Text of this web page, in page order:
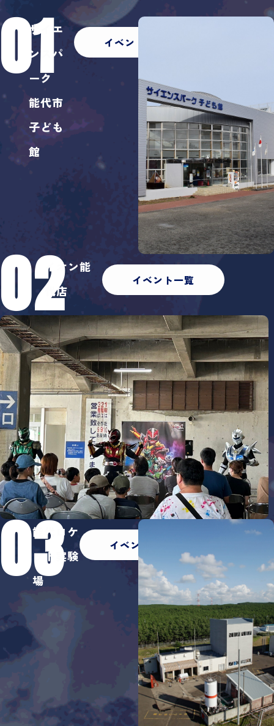
01
サイエ
ンスパ
ーク
能代市
子ども
館
イベント一覧
02イオン能
代店
イベント一覧
03
能代ロケ
ット実験
場
イベント一覧